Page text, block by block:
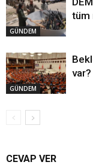
GÜNDEM
tüm
GÜNDEM
CEVAP VER